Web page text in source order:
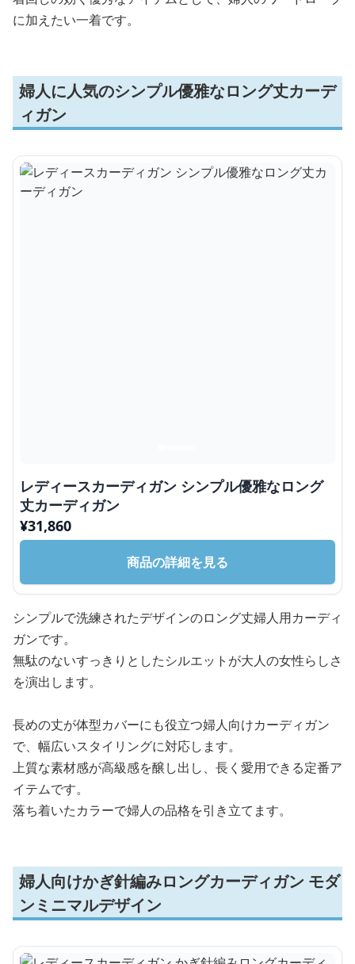
に加えたい一着です。
婦人に人気のシンプル優雅なロング丈カーデ
ィガン
レディースカーディガン シンプル優雅なロング
丈カーディガン
¥31,860
商品の詳細を見る
シンプルで洗練されたデザインのロング丈婦人用カーディ
ガンです。
無駄のないすっきりとしたシルエットが大人の女性らしさ
を演出します。
長めの丈が体型カバーにも役立つ婦人向けカーディガン
で、幅広いスタイリングに対応します。
上質な素材感が高級感を醸し出し、長く愛用できる定番ア
イテムです。
落ち着いたカラーで婦人の品格を引き立てます。
婦人向けかぎ針編みロングカーディガン モダ
ンミニマルデザイン